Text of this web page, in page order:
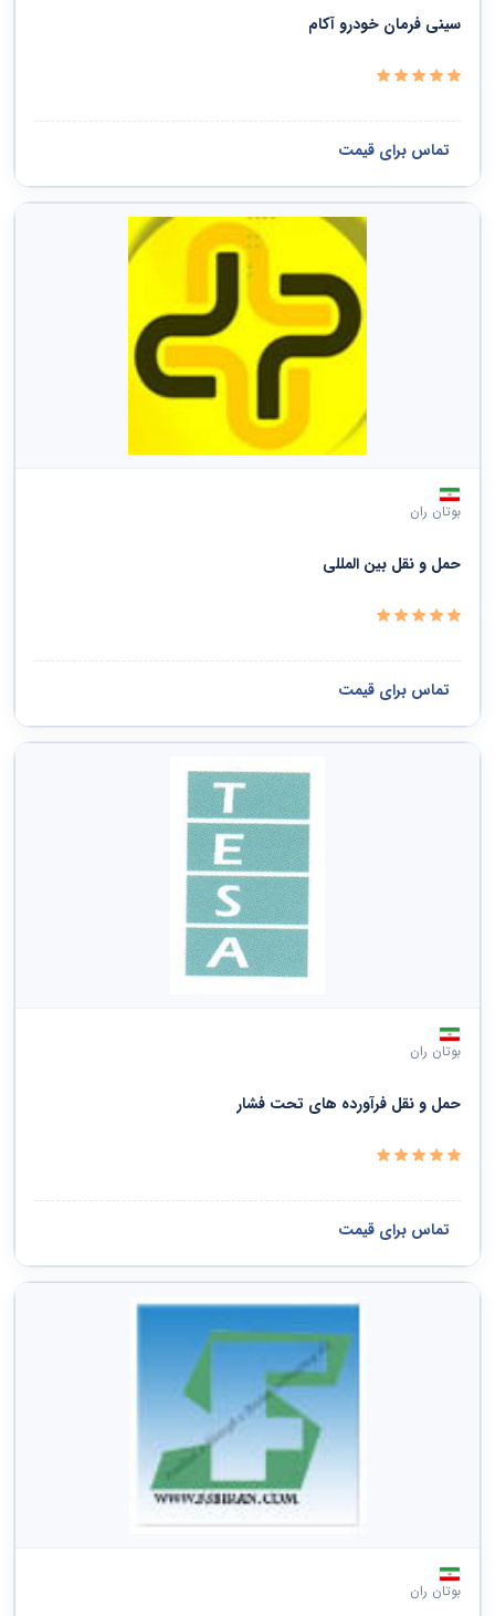
خدمات سیاسی و اجتماعی
سازمانها و کلوپها
مشاهده همه ›
سینی فرمان خودرو آکام
تماس برای قیمت
بوتان ران
‏حمل و نقل بین المللی‏
تماس برای قیمت
بوتان ران
‏حمل و نقل فرآورده های تحت فشار‏
تماس برای قیمت
بوتان ران